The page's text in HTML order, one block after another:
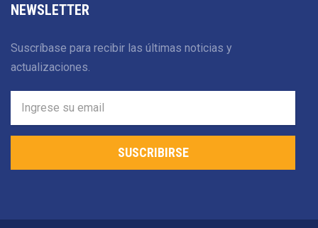
NEWSLETTER
Suscríbase para recibir las últimas noticias y
actualizaciones.
SUSCRIBIRSE